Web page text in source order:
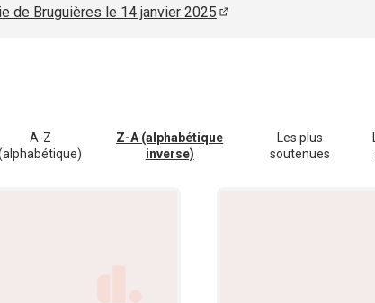
de Bruguières le 14 janvier 2025
A-Z
Z-A (alphabétique
inverse)
Les plus
soutenues